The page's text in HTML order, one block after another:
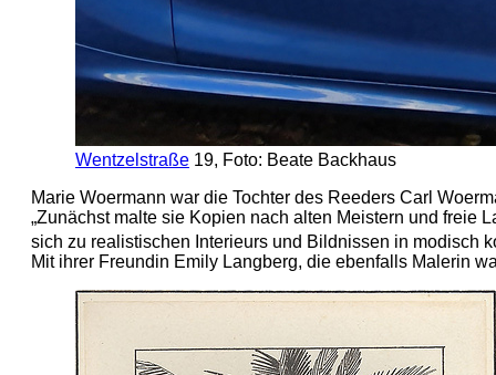
Wentzelstraße 19, Foto: Beate Backhaus
Marie Woermann war die Tochter des Reeders Carl
„Zunächst malte sie Kopien nach alten Meistern und freie
sich zu realistischen Interieurs und Bildnissen in modisch
Mit ihrer Freundin Emily Langberg, die ebenfalls Malerin